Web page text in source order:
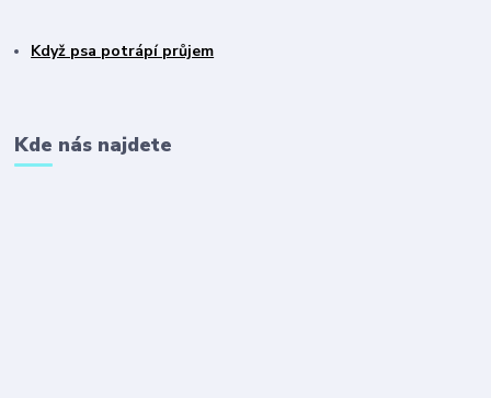
Když psa potrápí průjem
Kde nás najdete